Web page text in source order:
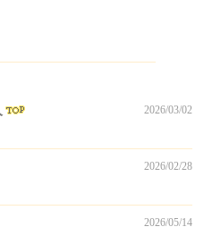
2026/03/02
2026/02/28
2026/05/14